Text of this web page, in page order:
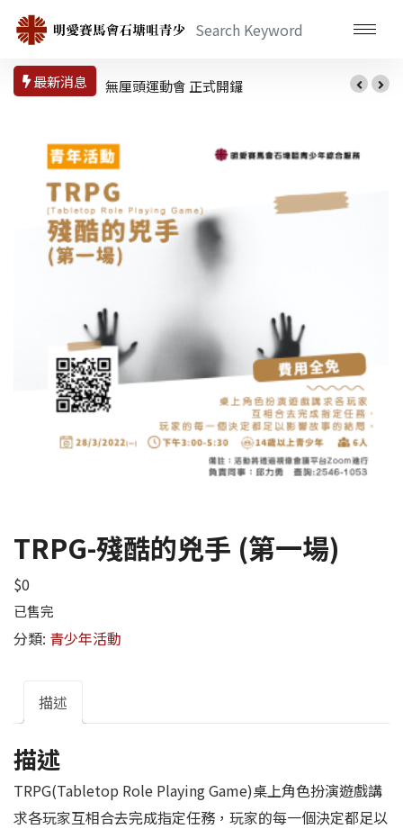
最新消息 無厘頭運動會 正式開鑼
TRPG-殘酷的兇手 (第一場)
$0
已售完
分類: 青少年活動
描述
描述
TRPG(Tabletop Role Playing Game)桌上角色扮演遊戲講
求各玩家互相合去完成指定任務，玩家的每一個決定都足以